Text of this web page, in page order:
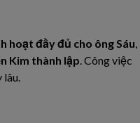
hoạt đầy đủ cho ông Sáu
Kim thành lập . Công việc